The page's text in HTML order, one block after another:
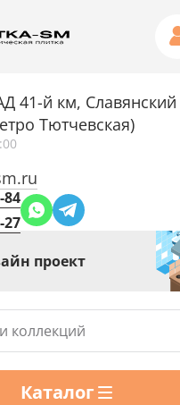
41-й км,
Тютчевская)
84
27
проект
Каталог